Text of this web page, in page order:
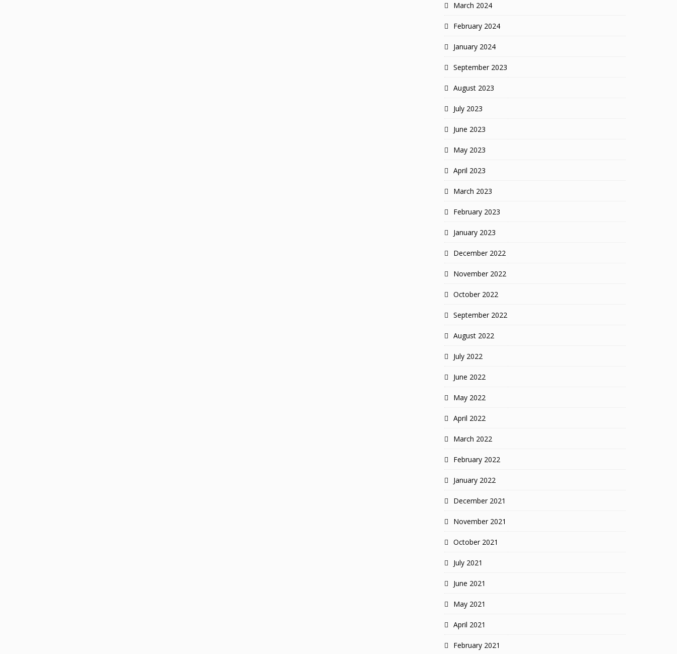
March 2024
February 2024
January 2024
September 2023
August 2023
July 2023
June 2023
May 2023
April 2023
March 2023
February 2023
January 2023
December 2022
November 2022
October 2022
September 2022
August 2022
July 2022
June 2022
May 2022
April 2022
March 2022
February 2022
January 2022
December 2021
November 2021
October 2021
July 2021
June 2021
May 2021
April 2021
February 2021